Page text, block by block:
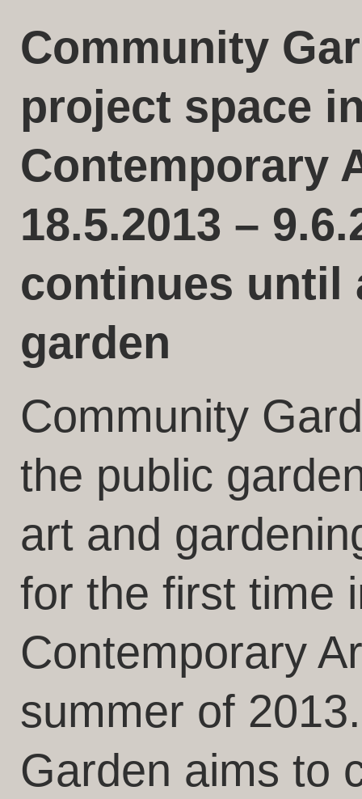
Community
project space
Contemporary
18.5.2013 –
continues until
garden
Community
the public
art and
for the first time
Contemporary
summer of
Garden aims to